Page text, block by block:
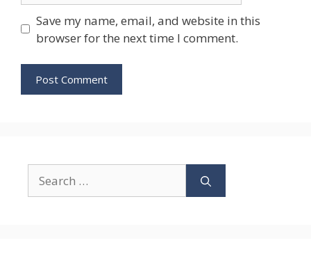
Save my name, email, and website in this
browser for the next time I comment.
for: